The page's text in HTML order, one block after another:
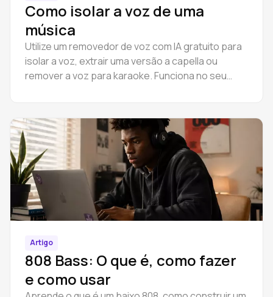
Como isolar a voz de uma
música
Utilize um removedor de voz com IA gratuito para
isolar a voz, extrair uma versão a capella ou
remover a voz para karaoke. Funciona no seu
Artigo
808 Bass: O que é, como fazer
e como usar